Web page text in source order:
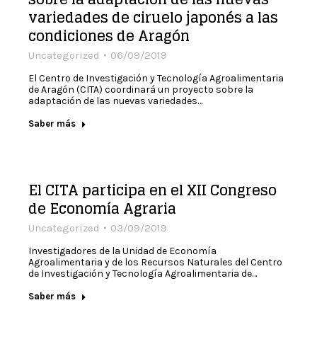
variedades de ciruelo japonés a las
condiciones de Aragón
Uncategorized 06/09/2019
El Centro de Investigación y Tecnología Agroalimentaria
de Aragón (CITA) coordinará un proyecto sobre la
adaptación de las nuevas variedades…
Saber más
El CITA participa en el XII Congreso
de Economía Agraria
Uncategorized 03/09/2019
Investigadores de la Unidad de Economía
Agroalimentaria y de los Recursos Naturales del Centro
de Investigación y Tecnología Agroalimentaria de…
Saber más